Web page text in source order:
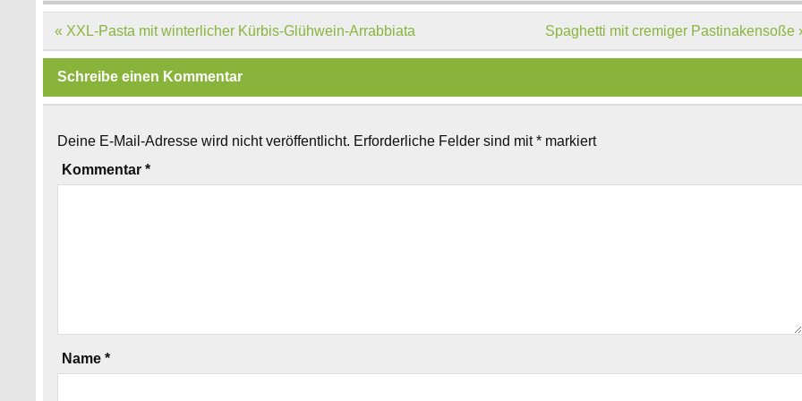
Beitragsnavigation
« XXL-Pasta mit winterlicher Kürbis-Glühwein-Arrabbiata Spaghetti mit cremiger Pastinakensoße
Schreibe einen Kommentar
Deine E-Mail-Adresse wird nicht veröffentlicht. Erforderliche Felder sind mit* markiert
Kommentar*
Name*